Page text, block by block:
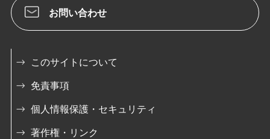
お問い合わせ
このサイトについて
免責事項
個人情報保護・セキュリティ
著作権・リンク